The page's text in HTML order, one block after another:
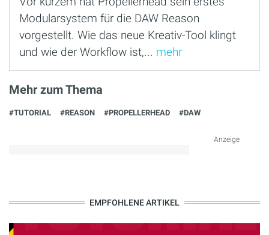
Modularsystem für die DAW Reason
vorgestellt. Wie das neue Kreativ-Tool klingt
und wie der Workflow ist,... mehr
Mehr zum Thema
#TUTORIAL #REASON #PROPELLERHEAD #DAW
Anzeige
EMPFOHLENE ARTIKEL